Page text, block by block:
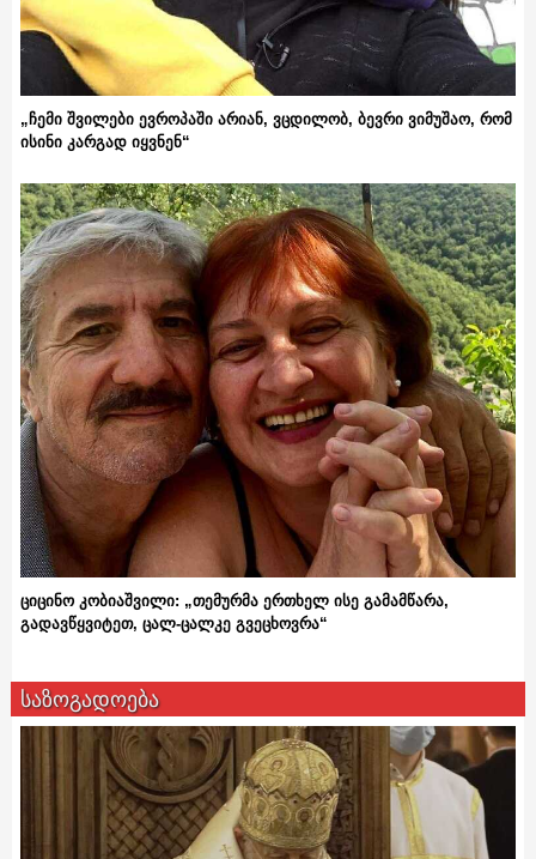
„ჩემი შვილები ევროპაში არიან, ვცდილობ, ბევრი ვიმუშაო, რომ
ისინი კარგად იყვნენ“
ციცინო კობიაშვილი: „თემურმა ერთხელ ისე გამამწარა,
გადავწყვიტეთ, ცალ-ცალკე გვეცხოვრა“
საზოგადოება